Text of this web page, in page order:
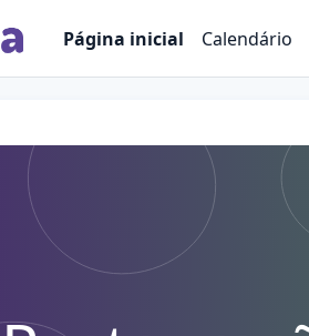
Página inicial
Calendário